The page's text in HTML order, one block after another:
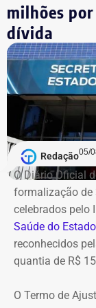
Com
recursos
O caso
recursos do
2007, quando
Queimados.
Segundo o
das despesas
devidamente
irregulares em
de 2024,
pelo deputado.
quatro valores,
milhões
dívida
Redação05/
O Diário Oficial
formalização de
celebrados pelo
Saúde do
reconhecidos
quantia de R$
O Termo de